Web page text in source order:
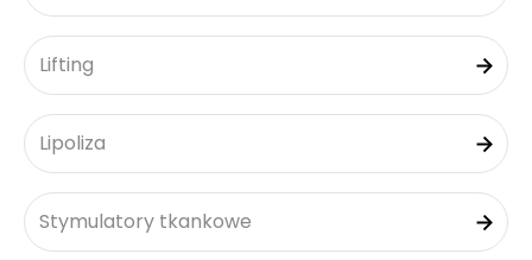
Lifting
Lipoliza
Stymulatory tkankowe